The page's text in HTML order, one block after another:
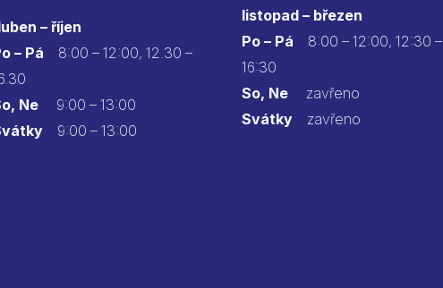
– říjen
– Pá
8:00 – 12:00, 12.30 –
Ne9:00 – 13:00
9:00 – 13:00
listopad – březen
Po – Pá 8:00 – 12:00, 12:30 –
16:30
So, Nezavřeno
Svátkyzavřeno